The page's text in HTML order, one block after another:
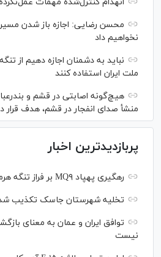
محسن رضایی: اجازه باز شدن مسیر
نخواهیم داد
نباید به دشمنان اجازه دهیم از
ملت ایران استفاده کنند
هیچ‌گونه اصابتی در قشم و
منشأ صدای انفجار در قشم، هدف قرار
پربازدیدترین اخبار
رهگیری پهپاد MQ۹ بر فراز تنگه هرمز
تخلیه شهرستان جاسک تکذیب
توافق ایران و عمان به معنای
نیست